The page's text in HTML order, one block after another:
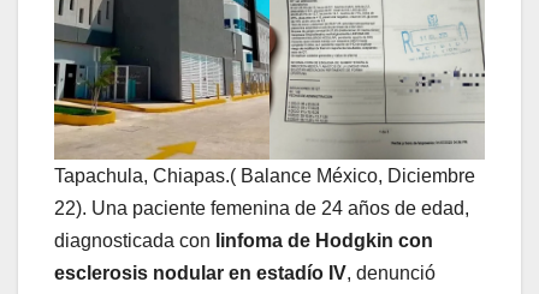
Tapachula, Chiapas.( Balance México, Diciembre
22). Una paciente femenina de 24 años de edad,
diagnosticada con linfoma de Hodgkin con
esclerosis nodular en estadío IV, denunció